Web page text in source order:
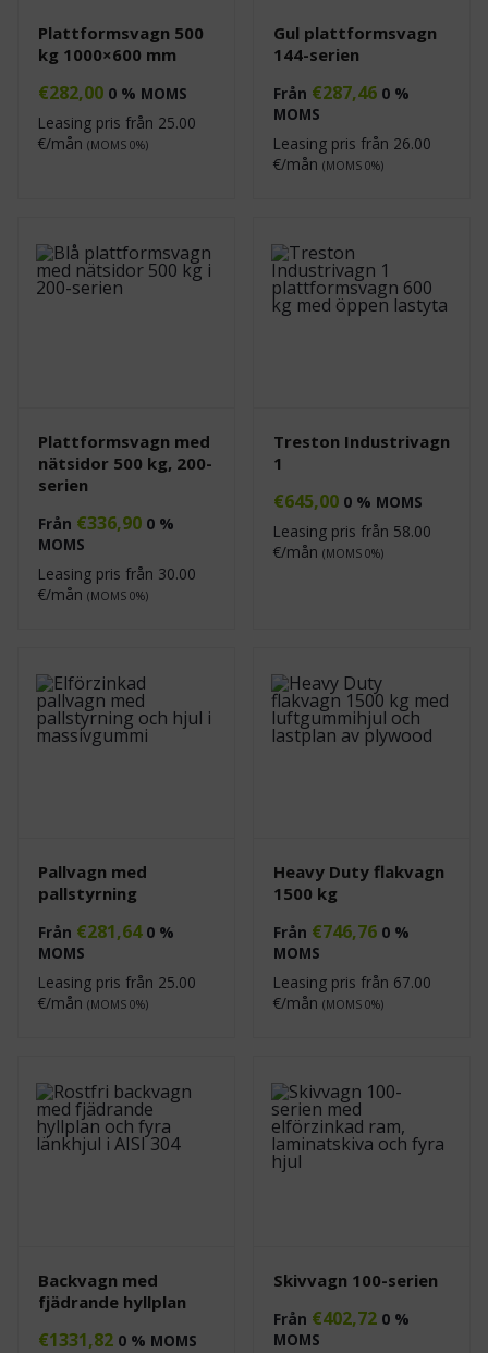
Plattformsvagn 500
kg 1000×600 mm
€282,00 0 % MOMS
Leasing pris från 25.00
€/mån (MOMS 0%)
Gul plattformsvagn
144-serien
Från €287,46 0 %
MOMS
Leasing pris från 26.00
€/mån (MOMS 0%)
Plattformsvagn med
nätsidor 500 kg, 200-
serien
Från €336,90 0 %
MOMS
Leasing pris från 30.00
€/mån (MOMS 0%)
Treston Industrivagn
1
€645,00 0 % MOMS
Leasing pris från 58.00
€/mån (MOMS 0%)
Pallvagn med
pallstyrning
Från €281,64 0 %
MOMS
Leasing pris från 25.00
€/mån (MOMS 0%)
Heavy Duty flakvagn
1500 kg
Från €746,76 0 %
MOMS
Leasing pris från 67.00
€/mån (MOMS 0%)
Backvagn med
fjädrande hyllplan
€1331,82 0 % MOMS
Skivvagn 100-serien
Från €402,72 0 %
MOMS